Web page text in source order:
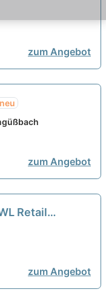
zum Angebot
neu
zum Angebot
Retail
of Arts für
zum Angebot